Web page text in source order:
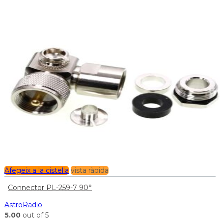
Afegeix a la cistella vista ràpida
Connector PL-259-7 90°
AstroRadio
5.00 out of 5